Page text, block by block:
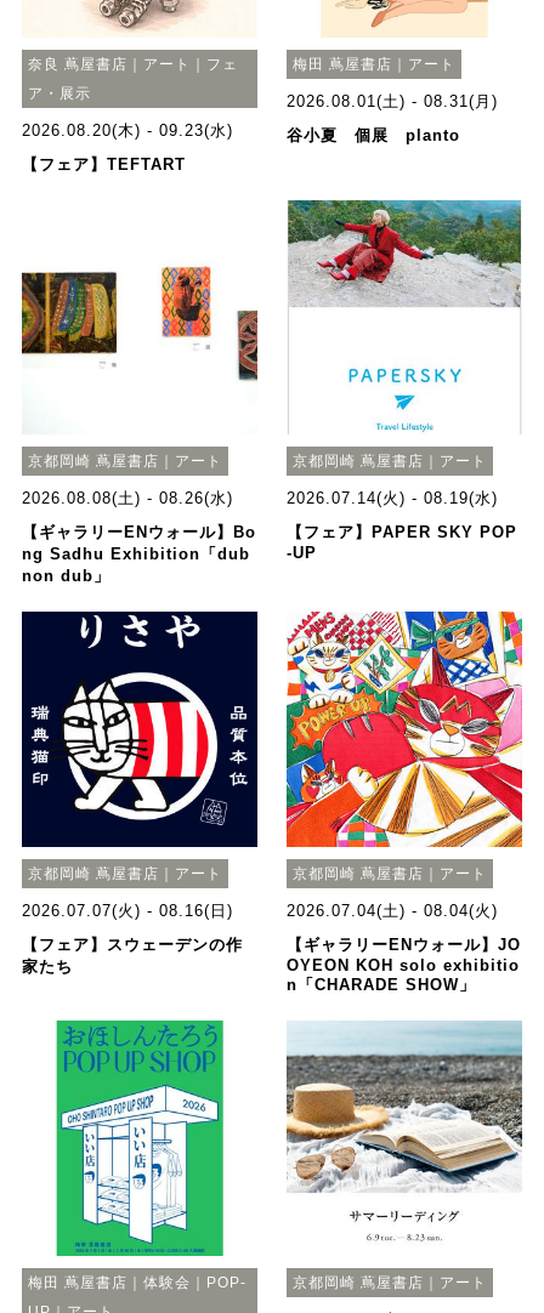
奈良 蔦屋書店｜アート｜フェ
ア・展示
2026.08.20(木) - 09.23(水)
【フェア】TEFTART
梅田 蔦屋書店｜アート
2026.08.01(土) - 08.31(月)
谷小夏 個展 planto
京都岡崎 蔦屋書店｜アート
2026.08.08(土) - 08.26(水)
【ギャラリーENウォール】Bo
ng Sadhu Exhibition「dub
non dub」
京都岡崎 蔦屋書店｜アート
2026.07.14(火) - 08.19(水)
【フェア】PAPER SKY POP
-UP
京都岡崎 蔦屋書店｜アート
2026.07.07(火) - 08.16(日)
【フェア】スウェーデンの作
家たち
京都岡崎 蔦屋書店｜アート
2026.07.04(土) - 08.04(火)
【ギャラリーENウォール】JO
OYEON KOH solo exhibitio
n「CHARADE SHOW」
梅田 蔦屋書店｜体験会｜POP-
京都岡崎 蔦屋書店｜アート